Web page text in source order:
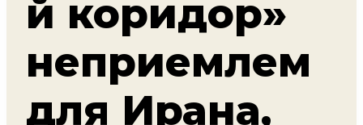
й коридор»
неприемлем
для Ирана,